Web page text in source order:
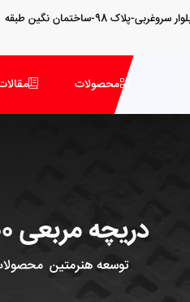
سعادت آباد- بین میدان سرو و میدان کتاب-بلوار سروغربی-پلاک 98-ساختمان نگین طبقه
محصولات
دریچه مربعی 800*800 به همراه فریم فلزي D400
توسعه هنرمتین